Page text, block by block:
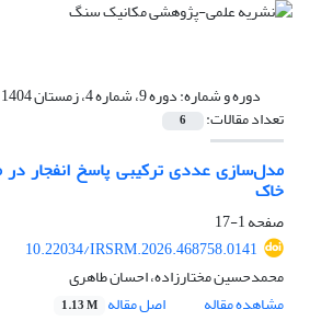
دوره و شماره:دوره 9، شماره 4، زمستان 1404
تعداد مقالات: 6
مدل‌سازی عددی ترکیبی پاسخ انفجار در
خاک
صفحه1-17
10.22034/IRSRM.2026.468758.0141
محمدحسین مختارزاده، احسان طاهری
مشاهده مقاله
اصل مقاله 1.13 M